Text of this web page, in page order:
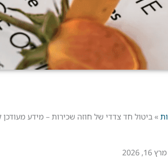
»ביטול חד צדדי של חוזה שכירות – מידע מעודכן
מרץ 16, 2026